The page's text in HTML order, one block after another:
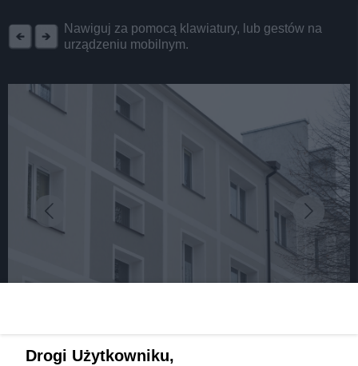
Nawiguj za pomocą klawiatury, lub gestów na
urządzeniu mobilnym.
budynków wspólnot mieszkaniowych w 2021 r.
Drogi Użytkowniku,